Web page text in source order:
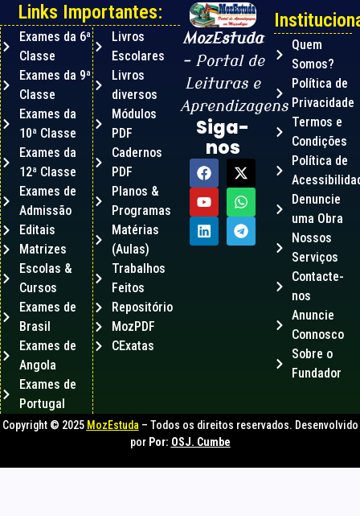
MozEstuda
– Portal de
Leituras e
Aprendizagens
Siga-
nos
Quem
Somos?
Política de
Privacidade
Termos e
Condições
Política de
Denuncie
uma Obra
Nossos
Serviços
Contacte-
nos
Anuncie
Connosco
Sobre o
Fundador
Links Importantes:
Exames da 6ª
Classe
Exames da 9ª
Classe
Exames da
10ª Classe
Exames da
12ª Classe
Exames de
Admissão
Editais
Matrizes
Escolas &
Cursos
Exames de
Brasil
Exames de
Angola
Exames de
Portugal
Livros
Escolares
Livros
diversos
Módulos
PDF
Cadernos
PDF
Planos &
Programas
Matérias
(Aulas)
Trabalhos
Feitos
Repositório
MozPDF
CExatas
Copyright © 2025 MozEstuda– Todos os direitos reservados. Desenvolvido
por Por: OSJ. Cumbe